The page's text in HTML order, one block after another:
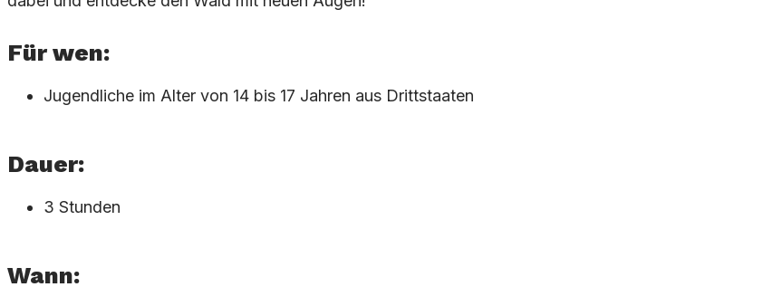
Für wen:
Jugendliche im Alter von 14 bis 17 Jahren aus Drittstaaten
Dauer:
3 Stunden
Wann: